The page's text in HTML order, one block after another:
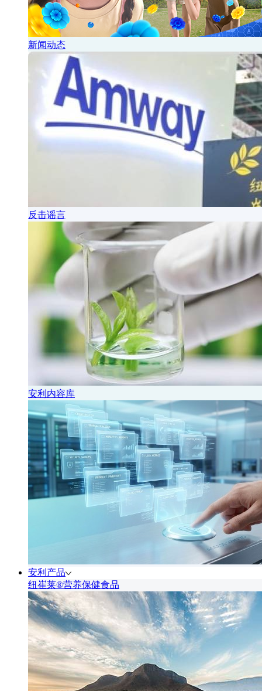
新闻动态
反击谣言
安利内容库
安利产品
纽崔莱®营养保健食品